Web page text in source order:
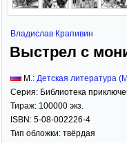
Владислав Крапивин
Выстрел с
М.: Детская литература
Серия: Библиотека
Тираж: 100000 экз.
ISBN: 5-08-002226-4
Тип обложки: твёрдая